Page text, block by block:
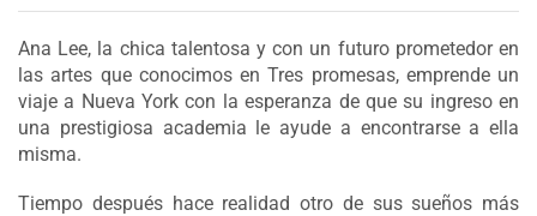
Ana Lee, la chica talentosa y con un futuro prometedor en
las artes que conocimos en Tres promesas, emprende un
viaje a Nueva York con la esperanza de que su ingreso en
una prestigiosa academia le ayude a encontrarse a ella
misma.
Tiempo después hace realidad otro de sus sueños más